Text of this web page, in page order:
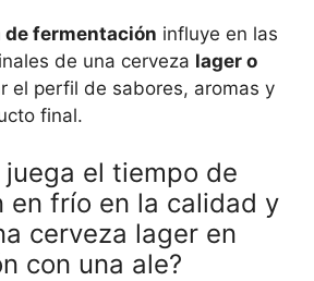
fermentación influye en las
de una cerveza lager o
el perfil de sabores, aromas y
final.
juega el tiempo de
en frío en la calidad y
cerveza lager en
con una ale?